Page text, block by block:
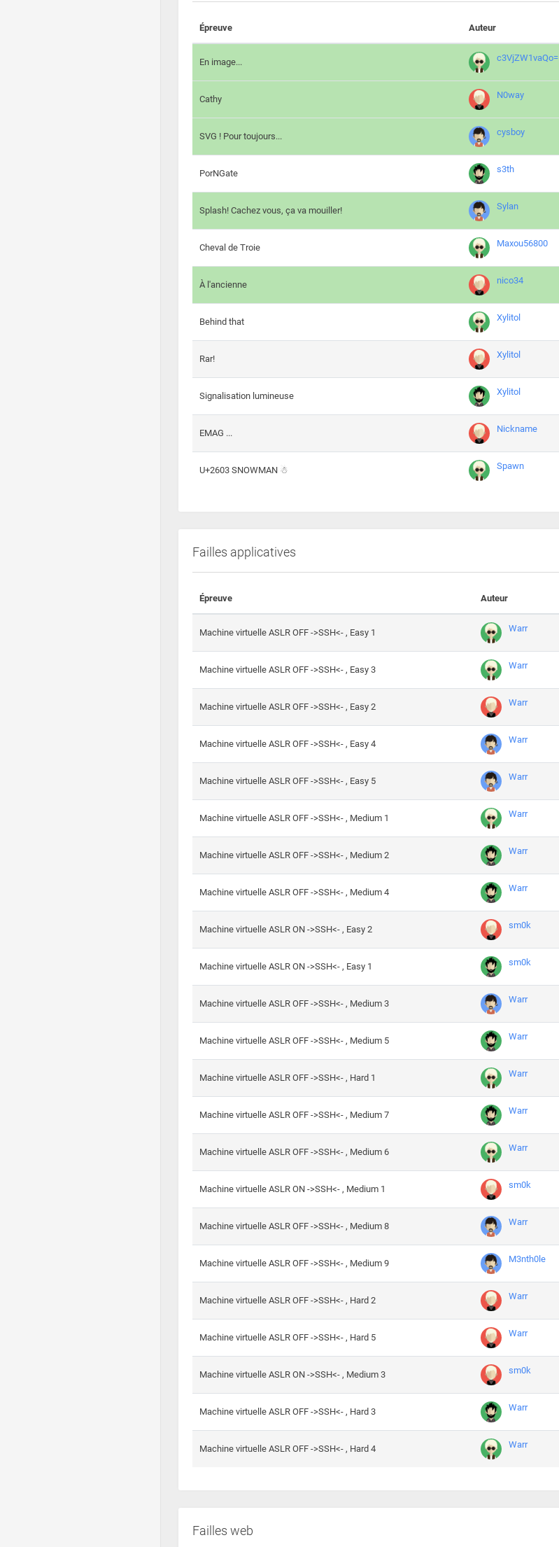
Épreuve Auteur
En image... c3VjZW1vaQo=
Cathy N0way
SVG ! Pour toujours... cysboy
PorNGate s3th
Splash! Cachez vous, ça va mouiller! Sylan
Cheval de Troie Maxou56800
À l'ancienne nico34
Behind that Xylitol
Rar! Xylitol
Signalisation lumineuse Xylitol
EMAG ... Nickname
U+2603 SNOWMAN ☃ Spawn
Failles applicatives
Épreuve Auteur
Machine virtuelle ASLR OFF ->SSH<- , Easy 1 Warr
Machine virtuelle ASLR OFF ->SSH<- , Easy 3 Warr
Machine virtuelle ASLR OFF ->SSH<- , Easy 2 Warr
Machine virtuelle ASLR OFF ->SSH<- , Easy 4 Warr
Machine virtuelle ASLR OFF ->SSH<- , Easy 5 Warr
Machine virtuelle ASLR OFF ->SSH<- , Medium 1 Warr
Machine virtuelle ASLR OFF ->SSH<- , Medium 2 Warr
Machine virtuelle ASLR OFF ->SSH<- , Medium 4 Warr
Machine virtuelle ASLR ON ->SSH<- , Easy 2 sm0k
Machine virtuelle ASLR ON ->SSH<- , Easy 1 sm0k
Machine virtuelle ASLR OFF ->SSH<- , Medium 3 Warr
Machine virtuelle ASLR OFF ->SSH<- , Medium 5 Warr
Machine virtuelle ASLR OFF ->SSH<- , Hard 1 Warr
Machine virtuelle ASLR OFF ->SSH<- , Medium 7 Warr
Machine virtuelle ASLR OFF ->SSH<- , Medium 6 Warr
Machine virtuelle ASLR ON ->SSH<- , Medium 1 sm0k
Machine virtuelle ASLR OFF ->SSH<- , Medium 8 Warr
Machine virtuelle ASLR OFF ->SSH<- , Medium 9 M3nth0le
Machine virtuelle ASLR OFF ->SSH<- , Hard 2 Warr
Machine virtuelle ASLR OFF ->SSH<- , Hard 5 Warr
Machine virtuelle ASLR ON ->SSH<- , Medium 3 sm0k
Machine virtuelle ASLR OFF ->SSH<- , Hard 3 Warr
Machine virtuelle ASLR OFF ->SSH<- , Hard 4 Warr
Failles web